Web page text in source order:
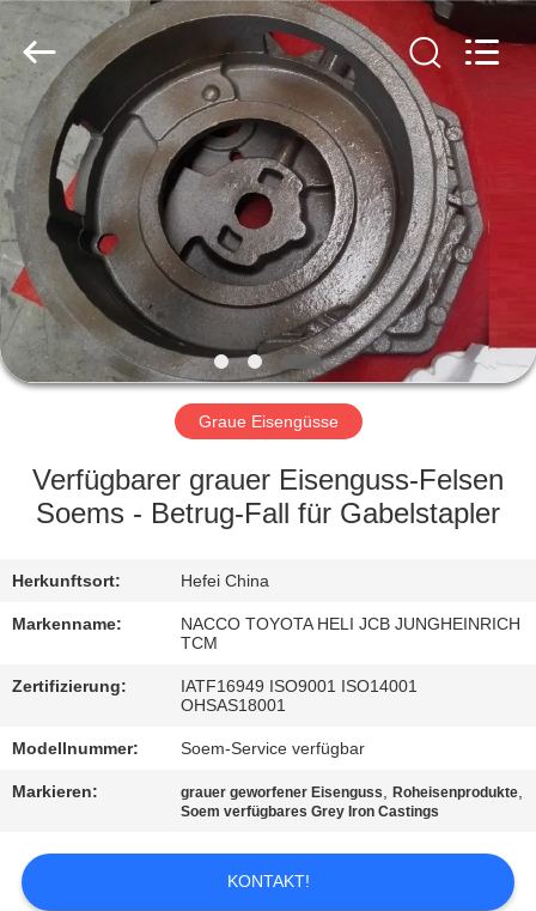
HAUS
PRODUKTE
ÜBER
UNS
FABRIK-
QUALITÄTSKONTROLLE
TRETEN
SIE
UNS
IN
VERBINDUNG
NACHRICHTEN
Casting
Forging
Factory.
All
Rights
Reserved.
Developed
by
ECER
Graue Eisengüsse
Verfügbarer grauer Eisenguss-Felsen
Soems - Betrug-Fall für Gabelstapler
Herkunftsort: Hefei China
Markenname:
NACCO TOYOTA HELI JCB JUNGHEINRICH
TCM
Zertifizierung:
IATF16949 ISO9001 ISO14001
OHSAS18001
Modellnummer: Soem-Service verfügbar
Markieren: grauer geworfener Eisenguss,Roheisenprodukte,
Soem verfügbares Grey Iron Castings
KONTAKT!